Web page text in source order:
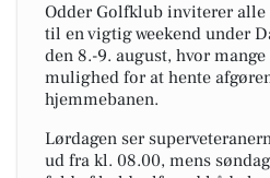
Odder Golfklub inviterer
til en vigtig weekend under
den 8.-9. august, hvor
mulighed for at hente
hjemmebanen.
Lørdagen ser
ud fra kl. 08.00, mens